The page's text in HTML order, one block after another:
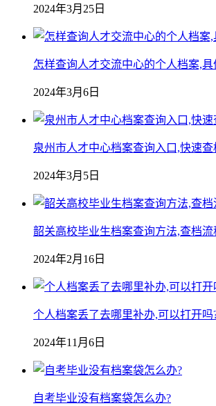
2024年3月25日
怎样查询人才交流中心的个人档案,具
2024年3月6日
泉州市人才中心档案查询入口,快速
2024年3月5日
韶关高校毕业生档案查询方法,查档流
2024年2月16日
个人档案丢了去哪里补办,可以打开吗
2024年11月6日
自考毕业没有档案袋怎么办?